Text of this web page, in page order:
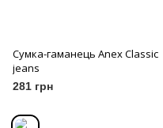
Сумка-гаманець Anex Classic
jeans
281 грн